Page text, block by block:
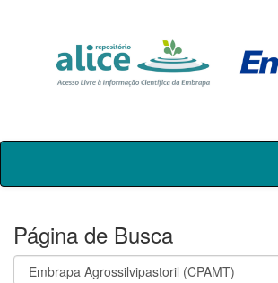
Skip
Página de Busca